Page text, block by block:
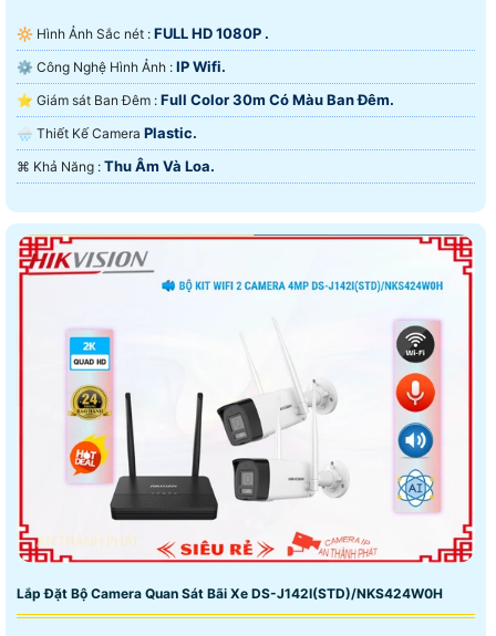
🔆 Hình Ảnh Sắc nét : FULL HD 1080P .
⚙ Công Nghệ Hình Ảnh : IP Wifi.
⭐ Giám sát Ban Đêm : Full Color 30m Có Màu Ban Ðêm.
🌧️ Thiết Kế Camera Plastic.
️⌘ Khả Năng : Thu Âm Và Loa.
Lắp Đặt Bộ Camera Quan Sát Bãi Xe DS-J142I(STD)/NKS424W0H